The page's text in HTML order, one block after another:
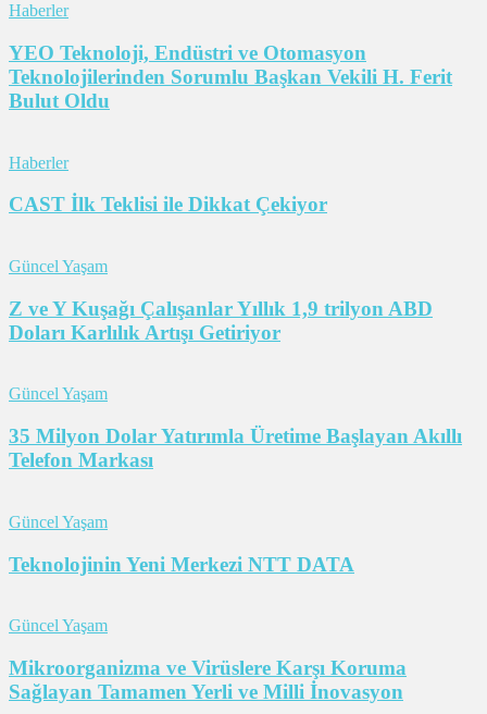
Haberler
YEO Teknoloji, Endüstri ve Otomasyon
Teknolojilerinden Sorumlu Başkan Vekili H. Ferit
Bulut Oldu
Haberler
CAST İlk Teklisi ile Dikkat Çekiyor
Güncel Yaşam
Z ve Y Kuşağı Çalışanlar Yıllık 1,9 trilyon ABD
Doları Karlılık Artışı Getiriyor
Güncel Yaşam
35 Milyon Dolar Yatırımla Üretime Başlayan Akıllı
Telefon Markası
Güncel Yaşam
Teknolojinin Yeni Merkezi NTT DATA
Güncel Yaşam
Mikroorganizma ve Virüslere Karşı Koruma
Sağlayan Tamamen Yerli ve Milli İnovasyon